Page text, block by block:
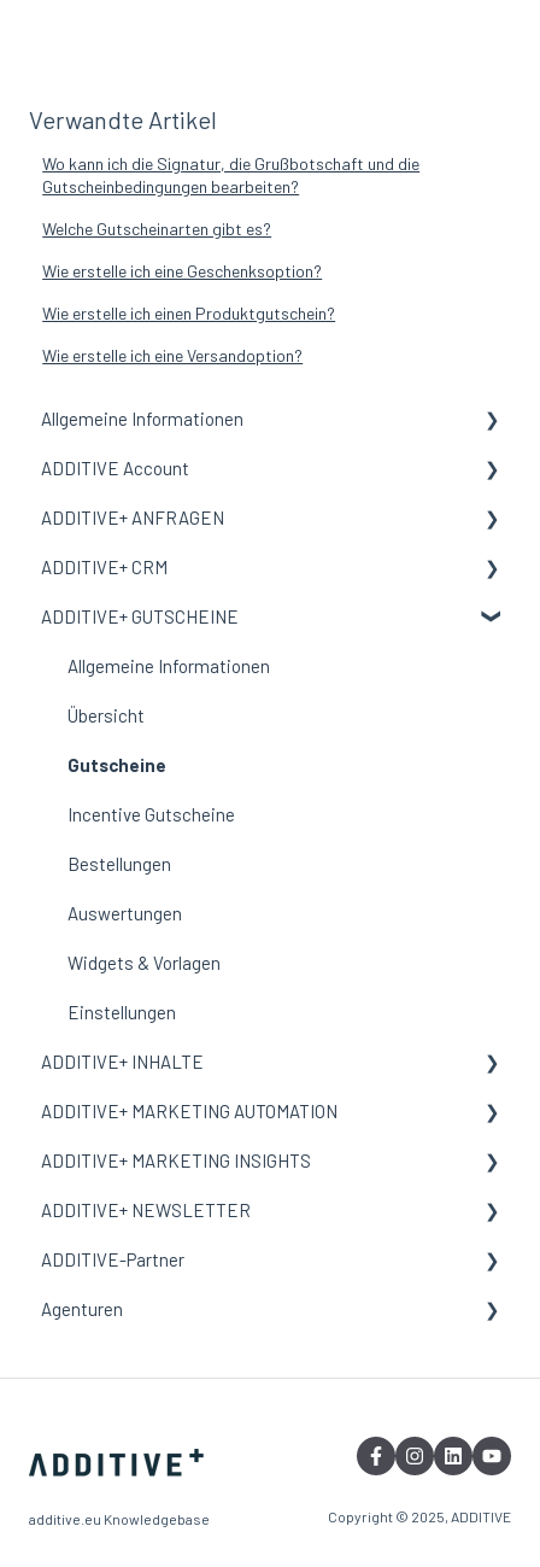
Verwandte Artikel
Wo kann ich die Signatur, die Grußbotschaft und die
Gutscheinbedingungen bearbeiten?
Welche Gutscheinarten gibt es?
Wie erstelle ich eine Geschenksoption?
Wie erstelle ich einen Produktgutschein?
Wie erstelle ich eine Versandoption?
Allgemeine Informationen
Allgemeine Informationen
Begriffe und Bedeutungen
ADDITIVE Account
Allgemeine Informationen
Meine Organisation
Benutzer
E-Mail-Vorlage
Corporate Design
ADDITIVE+ ANFRAGEN
Allgemeine Informationen
Kanäle
Auswertungen
ADDITIVE+ CRM
Allgemeine Informationen
Personen
Reservierungen
Auswertungen
Ausschlussliste
Einstellungen
ADDITIVE+ GUTSCHEINE
Allgemeine Informationen
Übersicht
Gutscheine
Incentive Gutscheine
Bestellungen
Auswertungen
Widgets & Vorlagen
Einstellungen
ADDITIVE+ INHALTE
Allgemeine Informationen
Inhalte
Landingpages
Multimedia
Einstellungen
ADDITIVE+ MARKETING AUTOMATION
Allgemeine Informationen
Kampagnen
Auswertungen
ADDITIVE+ MARKETING INSIGHTS
Allgemeine Informationen
Session-Attribution
Conversion-Attribution
ADDITIVE+ NEWSLETTER
Allgemeine Informationen
Adressbücher
Multimedia
ADDITIVE-Partner
Onboarding
Agenturen
ADDITIVE+ CRM
additive.eu Knowledgebase Copyright © 2025, ADDITIVE